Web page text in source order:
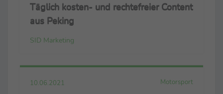
Täglich kosten- und rechtefreier Content
aus Peking
SID Marketing
10.06.2021 Motorsport